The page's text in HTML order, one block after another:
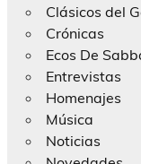
Clásicos del
Crónicas
Ecos De
Entrevistas
Homenajes
Música
Noticias